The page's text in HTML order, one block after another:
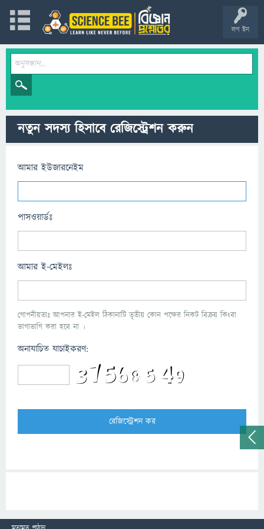
লগ ইন
নতুন সদস্য হিসাবে রেজিস্ট্রেশন করুন
আমার ইউজারনেইম
পাসওয়ার্ডঃ
আমার ই-মেইলঃ
গোপনীয়তাঃ আপনার ই-মেইল ঠিকানাটি তৃতীয় কোন পক্ষের নিকট বিক্রয় কিংবা
ভাগাভাগি করা হবে না ।
অনাযাচিত যাচাইকরণ: